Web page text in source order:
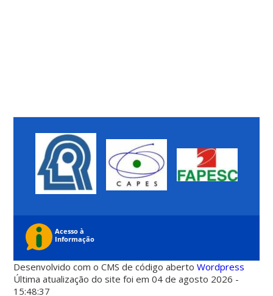
Desenvolvido com o CMS de código abertoWordpress
Última atualização do site foi em 04 de agosto 2026 -
15:48:37